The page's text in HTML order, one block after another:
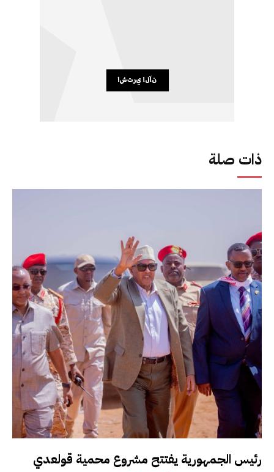
ذات صلة
رئيس الجمهورية يفتتح مشروع محمية قولعدي